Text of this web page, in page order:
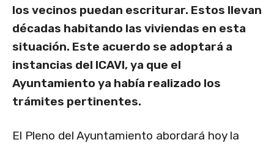
los vecinos puedan escriturar. Estos llevan
décadas habitando las viviendas en esta
situación. Este acuerdo se adoptará a
instancias del ICAVI, ya que el
Ayuntamiento ya había realizado los
trámites pertinentes.
El Pleno del Ayuntamiento abordará hoy la